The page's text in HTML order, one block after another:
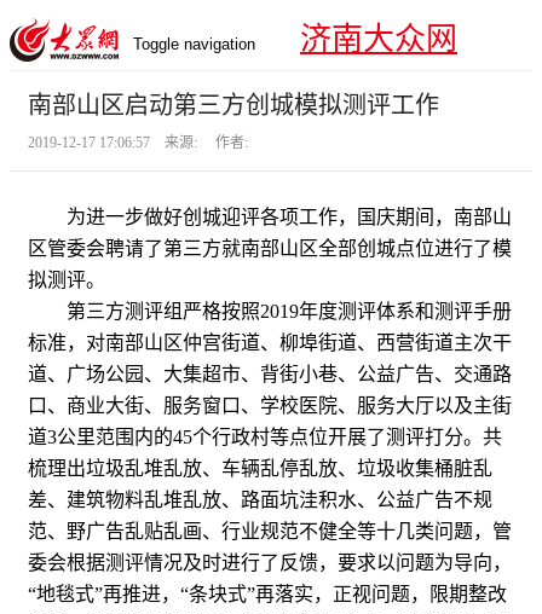
Toggle navigation 济南大众网
南部山区启动第三方创城模拟测评工作
2019-12-17 17:06:57 来源: 作者:
为进一步做好创城迎评各项工作，国庆期间，南部山
区管委会聘请了第三方就南部山区全部创城点位进行了模
拟测评。
第三方测评组严格按照2019年度测评体系和测评手册
标准，对南部山区仲宫街道、柳埠街道、西营街道主次干
道、广场公园、大集超市、背街小巷、公益广告、交通路
口、商业大街、服务窗口、学校医院、服务大厅以及主街
道3公里范围内的45个行政村等点位开展了测评打分。共
梳理出垃圾乱堆乱放、车辆乱停乱放、垃圾收集桶脏乱
差、建筑物料乱堆乱放、路面坑洼积水、公益广告不规
范、野广告乱贴乱画、行业规范不健全等十几类问题，管
委会根据测评情况及时进行了反馈，要求以问题为导向，
“地毯式”再推进，“条块式”再落实，正视问题，限期整改